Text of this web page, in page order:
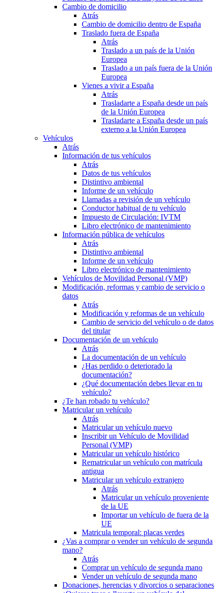
Cambio de domicilio
Atrás
Cambio de domicilio dentro de España
Traslado fuera de España
Atrás
Traslado a un país de la Unión
Europea
Traslado a un país fuera de la Unión
Europea
Vienes a vivir a España
Atrás
Trasladarte a España desde un país
de la Unión Europea
Trasladarte a España desde un país
externo a la Unión Europea
Vehículos
Atrás
Información de tus vehículos
Atrás
Datos de tus vehículos
Distintivo ambiental
Informe de un vehículo
Llamadas a revisión de un vehículo
Conductor habitual de tu vehículo
Impuesto de Circulación: IVTM
Libro electrónico de mantenimiento
Información pública de vehículos
Atrás
Distintivo ambiental
Informe de un vehículo
Libro electrónico de mantenimiento
Vehículos de Movilidad Personal (VMP)
Modificación, reformas y cambio de servicio o
datos
Atrás
Modificación y reformas de un vehículo
Cambio de servicio del vehículo o de datos
del titular
Documentación de un vehículo
Atrás
La documentación de un vehículo
¿Has perdido o deteriorado la
documentación?
¿Qué documentación debes llevar en tu
vehículo?
¿Te han robado tu vehículo?
Matricular un vehículo
Atrás
Matricular un vehículo nuevo
Inscribir un Vehículo de Movilidad
Personal (VMP)
Matricular un vehículo histórico
Rematricular un vehículo con matrícula
antigua
Matricular un vehículo extranjero
Atrás
Matricular un vehículo proveniente
de la UE
Importar un vehículo de fuera de la
UE
Matricula temporal: placas verdes
¿Vas a comprar o vender un vehículo de segunda
mano?
Atrás
Comprar un vehículo de segunda mano
Vender un vehículo de segunda mano
Donaciones, herencias y divorcios o separaciones